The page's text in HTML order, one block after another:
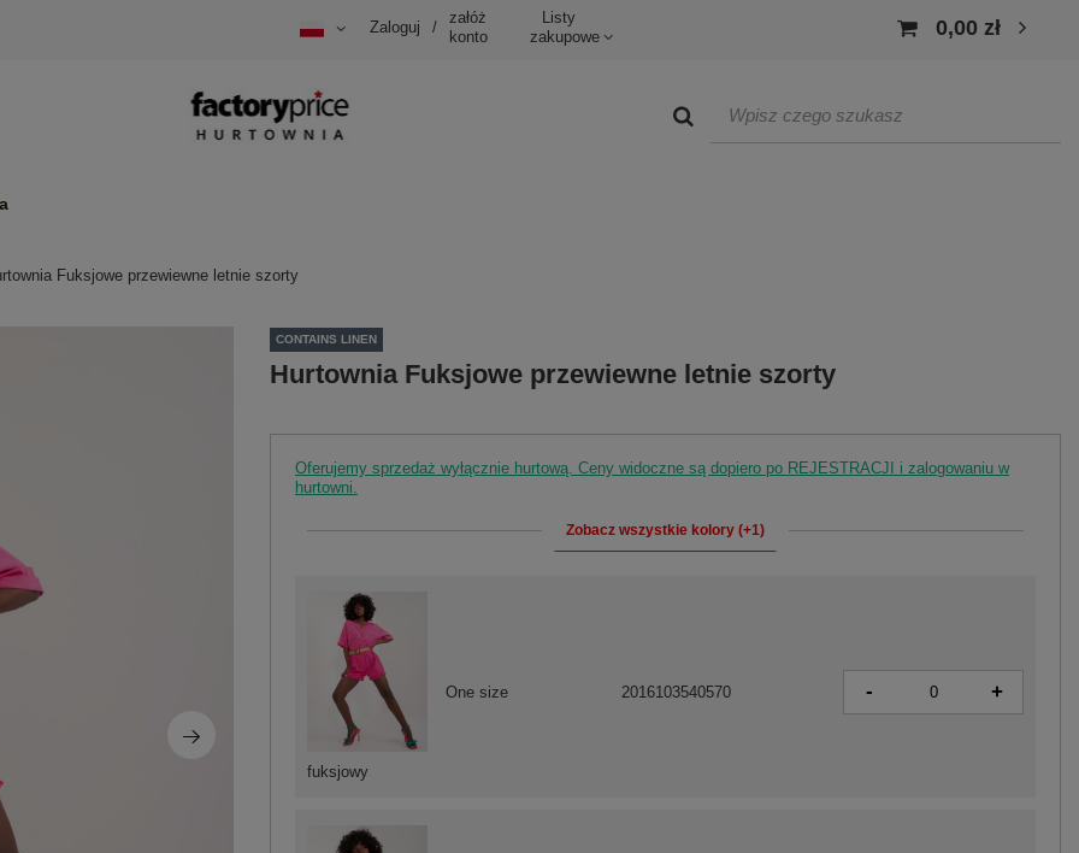
Zaloguj /
załóż
konto
Listy
zakupowe
0,00 zł
Fuksjowe przewiewne letnie szorty
CONTAINS LINEN
Hurtownia Fuksjowe przewiewne letnie szorty
Oferujemy sprzedaż wyłącznie hurtową. Ceny widoczne są dopiero po REJESTRACJI i zalogowaniu w
hurtowni.
Zobacz wszystkie kolory (+1)
fuksjowy
One size 2016103540570 - +